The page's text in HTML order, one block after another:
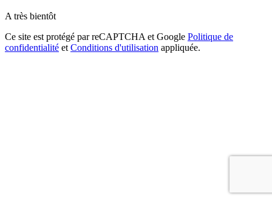
A très bientôt
Ce site est protégé par reCAPTCHA et Google Politique de
confidentialité et Conditions d'utilisation appliquée.